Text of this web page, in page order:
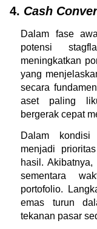
4. Cash
Dalam fase
potensi
meningkatkan
yang
secara
aset paling
bergerak cepat
Dalam kondisi
menjadi
hasil.
sementara
portofolio.
emas turun
tekanan pasar